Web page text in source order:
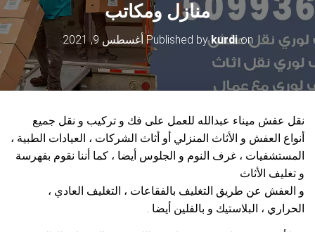
ق
ل
منازل ومكاتب
Published bykurdion أغسطس 9, 2021
نقل عفش ميناء عبدالله للعمل على فك و تركيب و نقل جميع
أنواع العفش و الأثاث المنزلي أو أثاث الشركات ، العيادات الطبية ،
المستشفيات ، غرف النوم و الجلوس أيضا ، كما أننا نقوم بفهرسة
و تغليف الأثاث
و العفش عن طريق التغليف بالفقاعات ، التغليف العادي ،
الحراري ، البلاستيك و بالفلين أيضا .